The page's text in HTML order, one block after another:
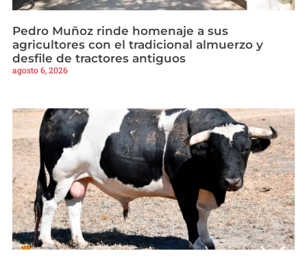
Pedro Muñoz rinde homenaje a sus
agricultores con el tradicional almuerzo y
desfile de tractores antiguos
agosto 6, 2026